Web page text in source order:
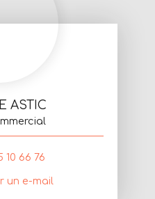
ASTIC
10 66 76
un e-mail